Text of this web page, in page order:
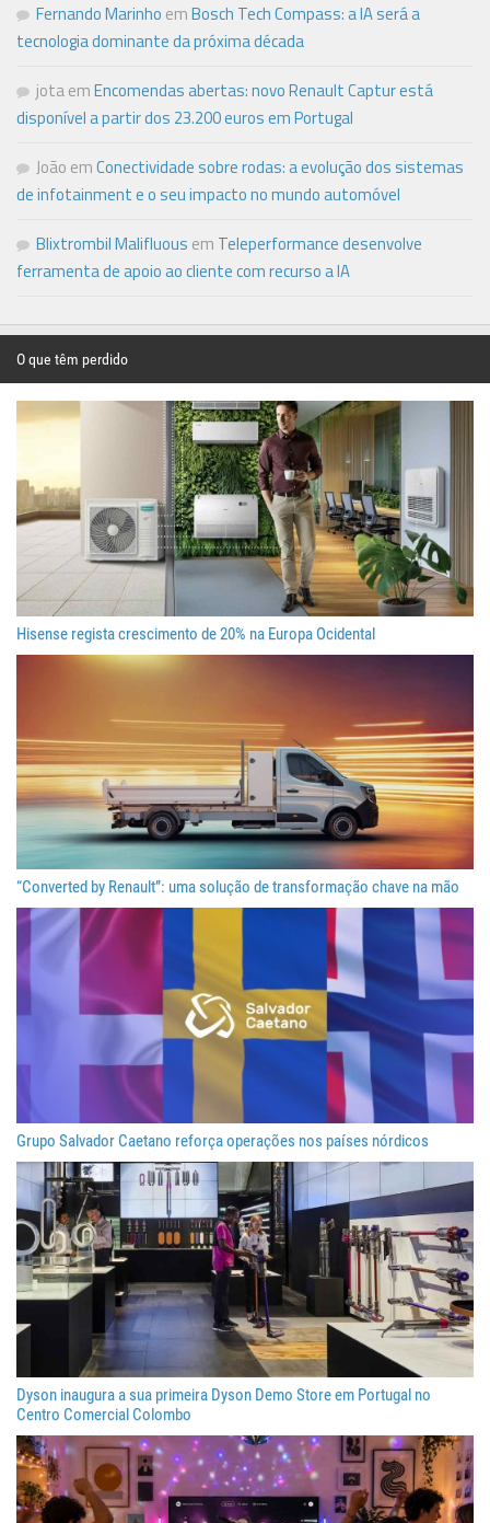
Fernando Marinho emBosch Tech Compass: a IA será a
tecnologia dominante da próxima década
jotaemEncomendas abertas: novo Renault Captur está
disponível a partir dos 23.200 euros em Portugal
João emConectividade sobre rodas: a evolução dos sistemas
de infotainment e o seu impacto no mundo automóvel
Blixtrombil Malifluous em Teleperformance desenvolve
ferramenta de apoio ao cliente com recurso a IA
O que têm perdido
Hisense regista crescimento de 20% na Europa Ocidental
“Converted by Renault”: uma solução de transformação chave na mão
Grupo Salvador Caetano reforça operações nos países nórdicos
Dyson inaugura a sua primeira Dyson Demo Store em Portugal no
Centro Comercial Colombo